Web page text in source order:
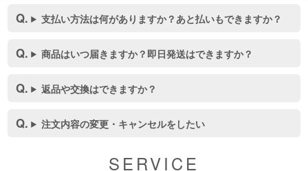
支払い方法は何がありますか？あと払いもできますか？
商品はいつ届きますか？即日発送はできますか？
返品や交換はできますか？
注文内容の変更・キャンセルをしたい
SERVICE